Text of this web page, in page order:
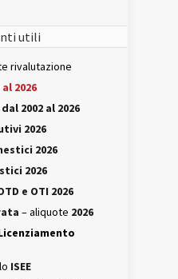
utili
rivalutazione
2026
2002 al 2026
2026
2026
2026
e OTI 2026
– aliquote 2026
ISEE